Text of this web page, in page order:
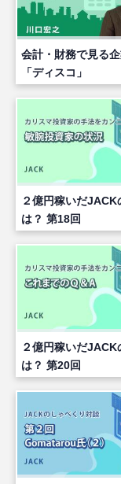
会計・財務で見る
「ディスコ」
２億円稼いだJACK
は？ 第18回
２億円稼いだJACK
は？ 第20回